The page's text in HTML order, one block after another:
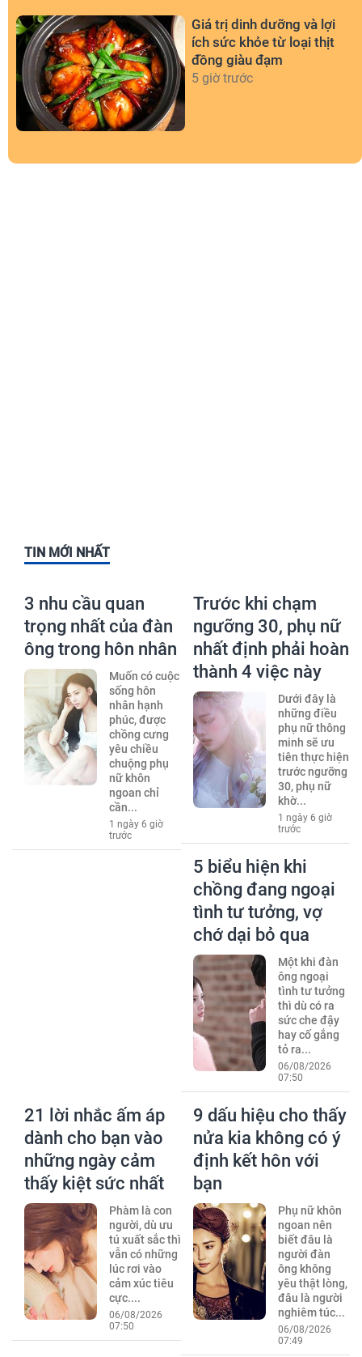
Giá trị dinh dưỡng và lợi
ích sức khỏe từ loại thịt
đồng giàu đạm
5 giờ trước
TIN MỚI NHẤT
3 nhu cầu quan
trọng nhất của đàn
ông trong hôn nhân
Muốn có cuộc
sống hôn
nhân hạnh
phúc, được
chồng cưng
yêu chiều
chuộng phụ
nữ khôn
ngoan chỉ
cần...
1 ngày 6 giờ
trước
Trước khi chạm
ngưỡng 30, phụ nữ
nhất định phải hoàn
thành 4 việc này
Dưới đây là
những điều
phụ nữ thông
minh sẽ ưu
tiên thực hiện
trước ngưỡng
30, phụ nữ
khờ...
1 ngày 6 giờ
trước
5 biểu hiện khi
chồng đang ngoại
tình tư tưởng, vợ
chớ dại bỏ qua
Một khi đàn
ông ngoại
tình tư tưởng
thì dù có ra
sức che đậy
hay cố gắng
tỏ ra...
06/08/2026
07:50
21 lời nhắc ấm áp
dành cho bạn vào
những ngày cảm
thấy kiệt sức nhất
Phàm là con
người, dù ưu
tú xuất sắc thì
vẫn có những
lúc rơi vào
cảm xúc tiêu
cực....
06/08/2026
07:50
9 dấu hiệu cho thấy
nửa kia không có ý
định kết hôn với
bạn
Phụ nữ khôn
ngoan nên
biết đâu là
người đàn
ông không
yêu thật lòng,
đâu là người
nghiêm túc...
06/08/2026
07:49